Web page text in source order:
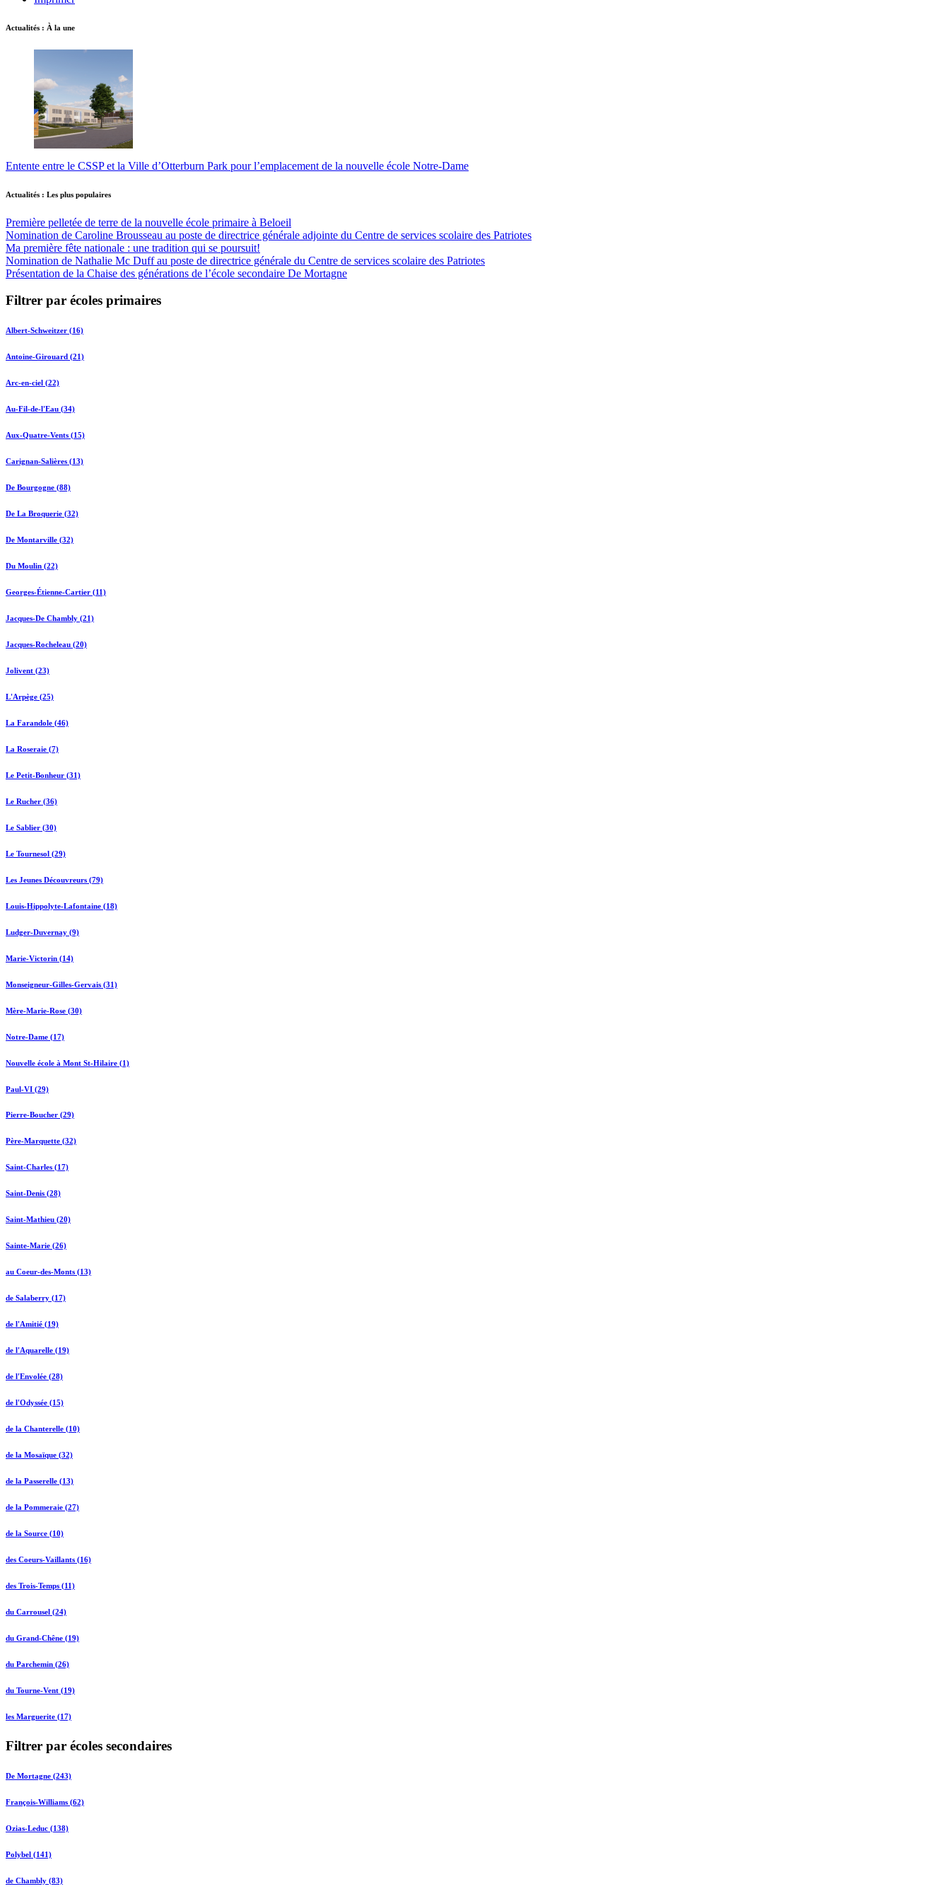
Actualités : À la une
Entente entre le CSSP et la Ville d’Otterburn Park pour l’emplacement de la nouvelle école Notre-Dame
Actualités : Les plus populaires
Première pelletée de terre de la nouvelle école primaire à Beloeil
Nomination de Caroline Brousseau au poste de directrice générale adjointe du Centre de services scolaire des Patriotes
Ma première fête nationale : une tradition qui se poursuit!
Nomination de Nathalie Mc Duff au poste de directrice générale du Centre de services scolaire des Patriotes
Présentation de la Chaise des générations de l’école secondaire De Mortagne
Filtrer par écoles primaires
Albert-Schweitzer (16)
Antoine-Girouard (21)
Arc-en-ciel (22)
Au-Fil-de-l'Eau (34)
Aux-Quatre-Vents (15)
Carignan-Salières (13)
De Bourgogne (88)
De La Broquerie (32)
De Montarville (32)
Du Moulin (22)
Georges-Étienne-Cartier (11)
Jacques-De Chambly (21)
Jacques-Rocheleau (20)
Jolivent (23)
L'Arpège (25)
La Farandole (46)
La Roseraie (7)
Le Petit-Bonheur (31)
Le Rucher (36)
Le Sablier (30)
Le Tournesol (29)
Les Jeunes Découvreurs (79)
Louis-Hippolyte-Lafontaine (18)
Ludger-Duvernay (9)
Marie-Victorin (14)
Monseigneur-Gilles-Gervais (31)
Mère-Marie-Rose (30)
Notre-Dame (17)
Nouvelle école à Mont St-Hilaire (1)
Paul-VI (29)
Pierre-Boucher (29)
Père-Marquette (32)
Saint-Charles (17)
Saint-Denis (28)
Saint-Mathieu (20)
Sainte-Marie (26)
au Coeur-des-Monts (13)
de Salaberry (17)
de l'Amitié (19)
de l'Aquarelle (19)
de l'Envolée (28)
de l'Odyssée (15)
de la Chanterelle (10)
de la Mosaïque (32)
de la Passerelle (13)
de la Pommeraie (27)
de la Source (10)
des Coeurs-Vaillants (16)
des Trois-Temps (11)
du Carrousel (24)
du Grand-Chêne (19)
du Parchemin (26)
du Tourne-Vent (19)
les Marguerite (17)
Filtrer par écoles secondaires
De Mortagne (243)
François-Williams (62)
Ozias-Leduc (138)
Polybel (141)
de Chambly (83)